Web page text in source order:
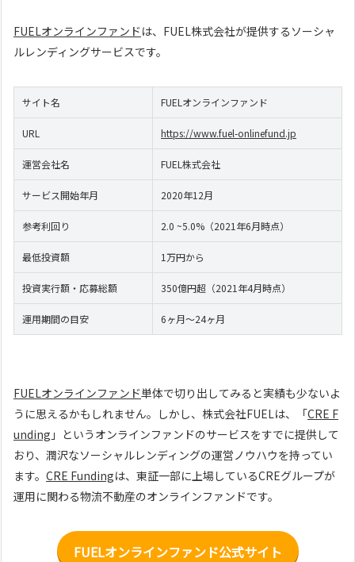
FUELオンラインファンド は、FUEL株式会社が提供するソーシャ
ルレンディングサービスです。
サイト名 FUELオンラインファンド
URL https://www.fuel-onlinefund.jp
運営会社名 FUEL株式会社
サービス開始年月 2020年12月
参考利回り 2.0 ~5.0%（2021年6月時点）
最低投資額 1万円から
投資実行額・応募総額 350億円超（2021年4月時点）
運用期間の目安 6ヶ月～24ヶ月
FUELオンラインファンド単体で切り出してみると実績も少ないよ
うに思えるかもしれません。しかし、株式会社FUELは、「CRE F
unding 」というオンラインファンドのサービスをすでに提供して
おり、潤沢なソーシャルレンディングの運営ノウハウを持ってい
ます。 CRE Fundingは、東証一部に上場しているCREグループが
運用に関わる物流不動産のオンラインファンドです。
FUELオンラインファンド公式サイト